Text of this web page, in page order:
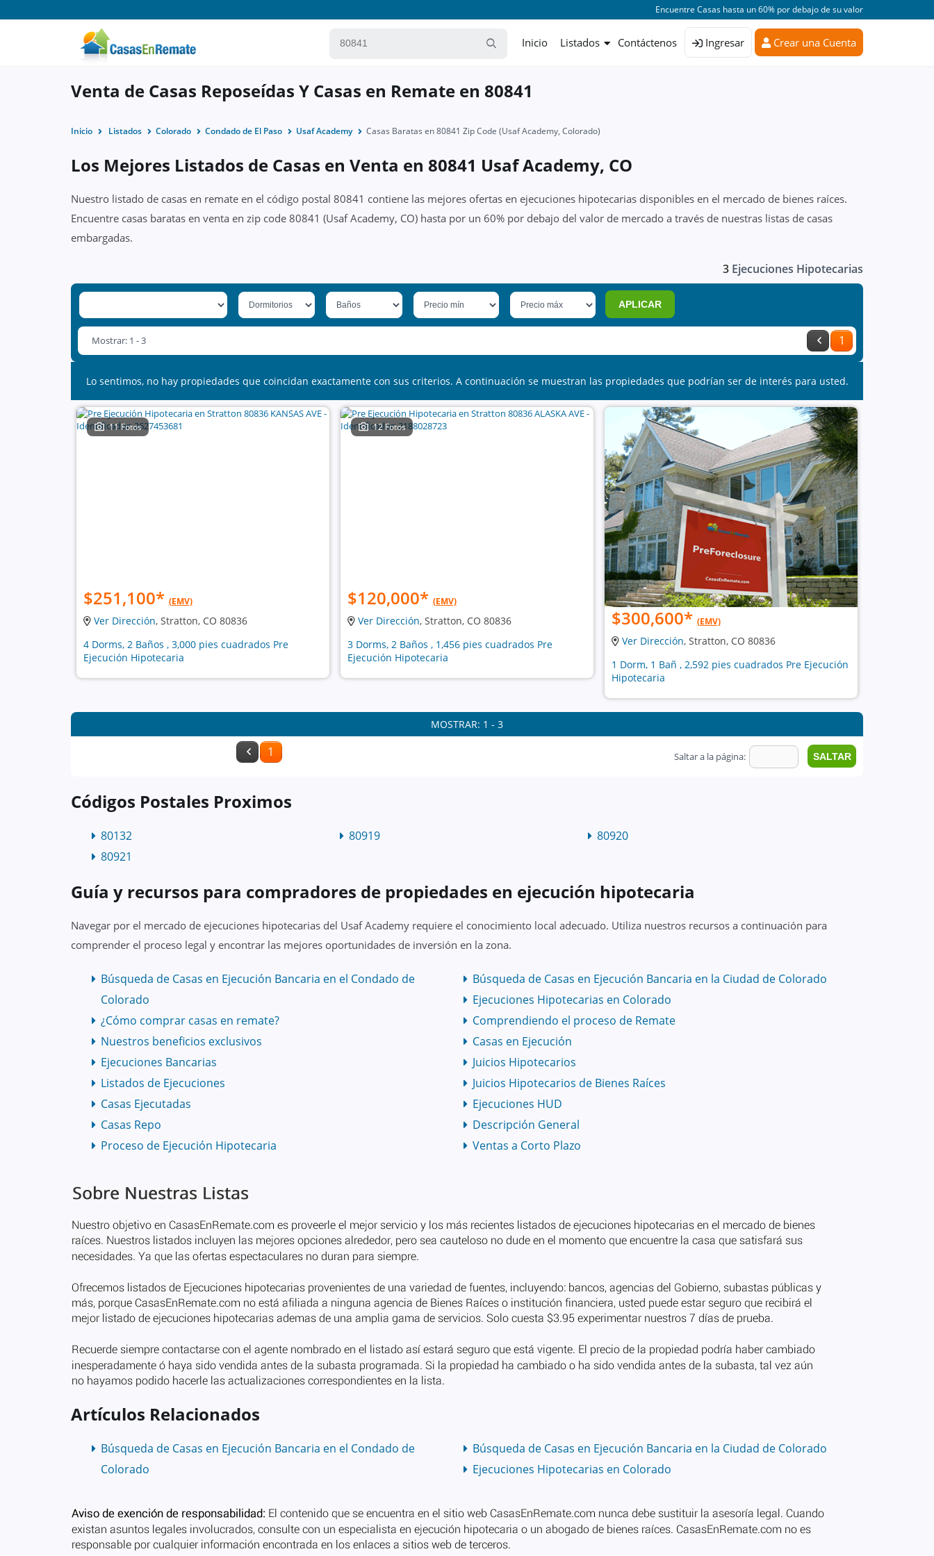
Encuentre Casas hasta un 60% por debajo de su valor
Inicio Listados Contáctenos Ingresar Crear una Cuenta
Venta de Casas Reposeídas Y Casas en Remate en 80841
Inicio Listados Colorado Condado de El Paso Usaf Academy Casas Baratas en 80841 Zip Code (Usaf Academy, Colorado)
Los Mejores Listados de Casas en Venta en 80841 Usaf Academy, CO
Nuestro listado de casas en remate en el código postal 80841 contiene las mejores ofertas en ejecuciones hipotecarias disponibles en el mercado de bienes raíces.
Encuentre casas baratas en venta en zip code 80841 (Usaf Academy, CO) hasta por un 60% por debajo del valor de mercado a través de nuestras listas de casas
embargadas.
3 Ejecuciones Hipotecarias
APLICAR
1
Mostrar: 1 - 3
Lo sentimos, no hay propiedades que coincidan exactamente con sus criterios. A continuación se muestran las propiedades que podrían ser de interés para usted.
11 Fotos
$251,100* (EMV)
Ver Dirección, Stratton, CO 80836
4 Dorms, 2 Baños , 3,000 pies cuadrados Pre
Ejecución Hipotecaria
12 Fotos
$120,000* (EMV)
Ver Dirección, Stratton, CO 80836
3 Dorms, 2 Baños , 1,456 pies cuadrados Pre
Ejecución Hipotecaria
$300,600* (EMV)
Ver Dirección, Stratton, CO 80836
1 Dorm, 1 Bañ , 2,592 pies cuadrados Pre Ejecución
Hipotecaria
MOSTRAR: 1 - 3
Saltar a la página:
1
Códigos Postales Proximos
80132 80919
80920
80921
Guía y recursos para compradores de propiedades en ejecución hipotecaria
Navegar por el mercado de ejecuciones hipotecarias del Usaf Academy requiere el conocimiento local adecuado. Utiliza nuestros recursos a continuación para
comprender el proceso legal y encontrar las mejores oportunidades de inversión en la zona.
Búsqueda de Casas en Ejecución Bancaria en el Condado de
Colorado
Búsqueda de Casas en Ejecución Bancaria en la Ciudad de Colorado
Ejecuciones Hipotecarias en Colorado
¿Cómo comprar casas en remate?
Comprendiendo el proceso de Remate
Nuestros beneficios exclusivos
Casas en Ejecución
Ejecuciones Bancarias
Juicios Hipotecarios
Listados de Ejecuciones
Juicios Hipotecarios de Bienes Raíces
Casas Ejecutadas
Ejecuciones HUD
Casas Repo
Descripción General
Proceso de Ejecución Hipotecaria
Ventas a Corto Plazo
Artículos Relacionados
Búsqueda de Casas en Ejecución Bancaria en el Condado de
Colorado
Búsqueda de Casas en Ejecución Bancaria en la Ciudad de Colorado
Ejecuciones Hipotecarias en Colorado